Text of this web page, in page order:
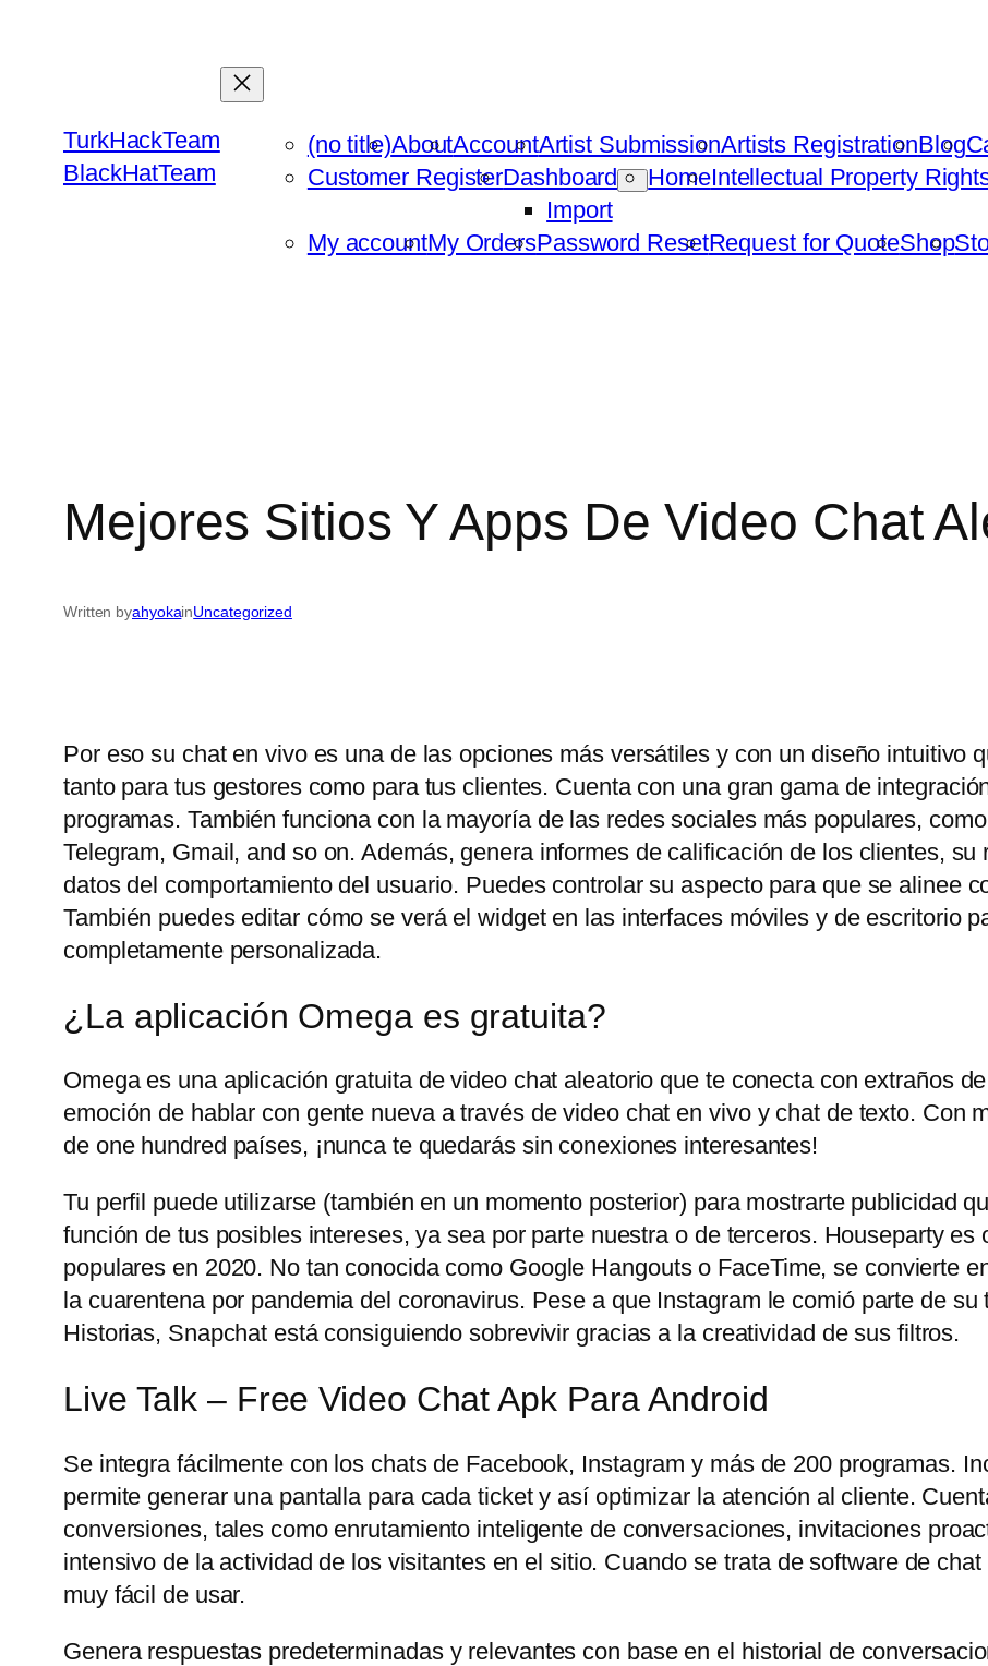
TurkHackTeam
BlackHatTeam
(no title)AboutAccountArtist SubmissionArtists RegistrationBlog
Customer RegisterDashboard
Import
HomeIntellectual Property
My accountMy OrdersPassword ResetRequest for QuoteShop
Mejores Sitios Y Apps De Video Chat
Written byahyokainUncategorized
Por eso su chat en vivo es una de las opciones más versátiles y con un diseño intuitivo
tanto para tus gestores como para tus clientes. Cuenta con una gran gama de
programas. También funciona con la mayoría de las redes sociales más populares,
Telegram, Gmail, and so on. Además, genera informes de calificación de los clientes,
datos del comportamiento del usuario. Puedes controlar su aspecto para que se alinee
También puedes editar cómo se verá el widget en las interfaces móviles y de escritorio
completamente personalizada.
¿La aplicación Omega es gratuita?
Omega es una aplicación gratuita de video chat aleatorio que te conecta con extraños
emoción de hablar con gente nueva a través de video chat en vivo y chat de texto. Con
de one hundred países, ¡nunca te quedarás sin conexiones interesantes!
Tu perfil puede utilizarse (también en un momento posterior) para mostrarte publicidad
función de tus posibles intereses, ya sea por parte nuestra o de terceros. Houseparty
populares en 2020. No tan conocida como Google Hangouts o FaceTime, se convierte
la cuarentena por pandemia del coronavirus. Pese a que Instagram le comió parte de
Historias, Snapchat está consiguiendo sobrevivir gracias a la creatividad de sus filtros.
Live Talk – Free Video Chat Apk Para Android
Se integra fácilmente con los chats de Facebook, Instagram y más de 200 programas.
permite generar una pantalla para cada ticket y así optimizar la atención al cliente.
conversiones, tales como enrutamiento inteligente de conversaciones, invitaciones
intensivo de la actividad de los visitantes en el sitio. Cuando se trata de software de
muy fácil de usar.
Genera respuestas predeterminadas y relevantes con base en el historial de